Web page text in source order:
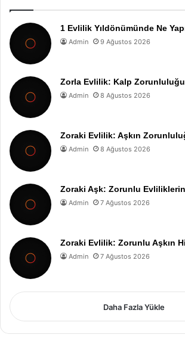
1 Evlilik Yıldönümünde Ne
Admin 9 Ağustos 2026
Zorla Evlilik: Kalp Zorunluluğu
Admin 8 Ağustos 2026
Zoraki Evlilik: Aşkın
Admin 8 Ağustos 2026
Zoraki Aşk: Zorunlu Evliliklerin
Admin 7 Ağustos 2026
Zoraki Evlilik: Zorunlu Aşkın
Admin 7 Ağustos 2026
Daha Fazla Yükle